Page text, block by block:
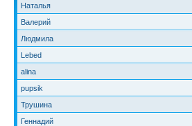
Наталья
Валерий
Людмила
Lebed
alina
pupsik
Трушина
Геннадий